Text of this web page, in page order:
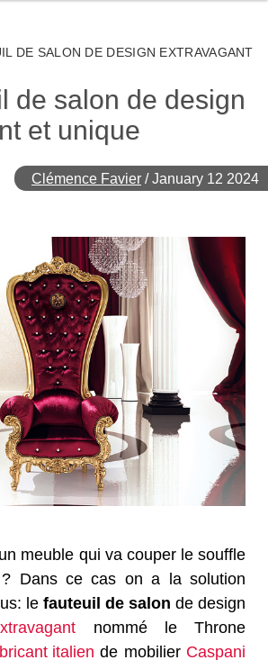
DE SALON DE DESIGN EXTRAVAGANT
de salon de design
et unique
Clémence Favier /January 12 2024
meuble qui va couper le souffle
Dans ce cas on a la solution
le fauteuil de salon de design
nommé le Throne
italien de mobilier Caspani